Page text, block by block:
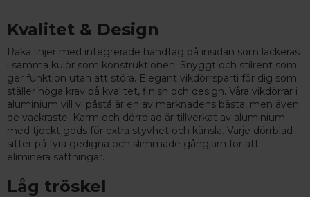
Kvalitet & Design
Raka linjer med integrerade handtag på insidan som lackeras
i samma kulör som konstruktionen. Snyggt och stilrent som
ger funktion utan att störa. Elegant vikdörrsparti för dig som
ställer höga krav på kvalitet, finish och design. Våra vikdörrar i
aluminium vill vi påstå är en av marknadens bästa, men även
de vackraste. Karm och dörrblad är tillverkat av aluminium
med tjockt gods för extra styvhet och känsla. Varje dörrblad
sitter på fyra gedigna och slimmade gångjärn för att
eliminera sättningar.
Låg tröskel